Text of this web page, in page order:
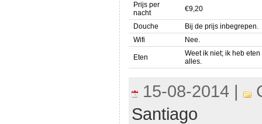
Prijs per
nacht
€9,20
Douche
Bij de prijs inbegrepen.
Wifi
Nee.
Eten
Weet ik niet; ik heb
alles.
15-08-2014 |
Santiago